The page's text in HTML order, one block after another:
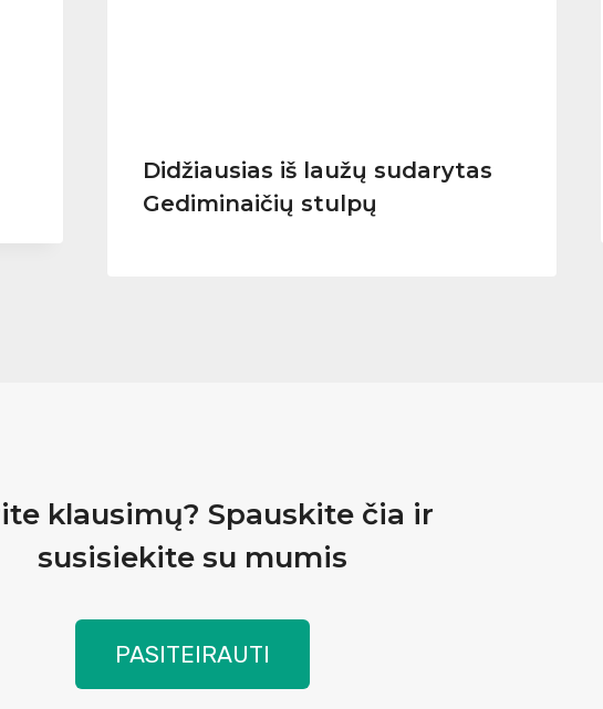
Didžiausias iš laužų sudarytas
Gediminaičių stulpų
klausimų? Spauskite čia ir
susisiekite su mumis
PASITEIRAUTI